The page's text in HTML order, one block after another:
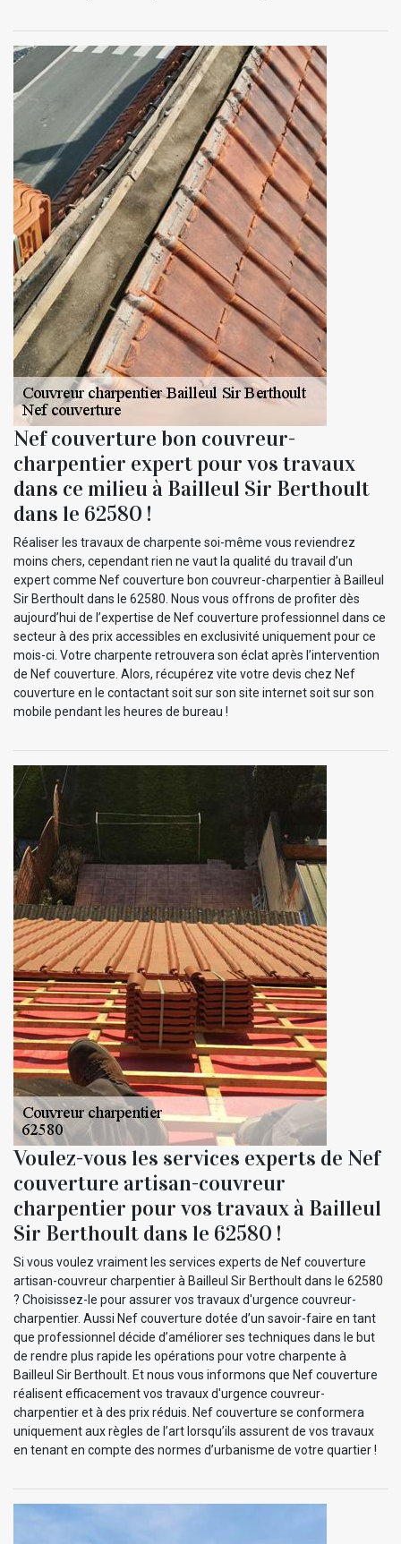
Nef couverture bon couvreur-
charpentier expert pour vos travaux
dans ce milieu à Bailleul Sir Berthoult
dans le 62580 !
Réaliser les travaux de charpente soi-même vous reviendrez
moins chers, cependant rien ne vaut la qualité du travail d’un
expert comme Nef couverture bon couvreur-charpentier à Bailleul
Sir Berthoult dans le 62580. Nous vous offrons de profiter dès
aujourd’hui de l’expertise de Nef couverture professionnel dans ce
secteur à des prix accessibles en exclusivité uniquement pour ce
mois-ci. Votre charpente retrouvera son éclat après l’intervention
de Nef couverture. Alors, récupérez vite votre devis chez Nef
couverture en le contactant soit sur son site internet soit sur son
mobile pendant les heures de bureau !
Voulez-vous les services experts de Nef
couverture artisan-couvreur
charpentier pour vos travaux à Bailleul
Sir Berthoult dans le 62580 !
Si vous voulez vraiment les services experts de Nef couverture
artisan-couvreur charpentier à Bailleul Sir Berthoult dans le 62580
? Choisissez-le pour assurer vos travaux d'urgence couvreur-
charpentier. Aussi Nef couverture dotée d’un savoir-faire en tant
que professionnel décide d’améliorer ses techniques dans le but
de rendre plus rapide les opérations pour votre charpente à
Bailleul Sir Berthoult. Et nous vous informons que Nef couverture
réalisent efficacement vos travaux d'urgence couvreur-
charpentier et à des prix réduis. Nef couverture se conformera
uniquement aux règles de l’art lorsqu’ils assurent de vos travaux
en tenant en compte des normes d’urbanisme de votre quartier !